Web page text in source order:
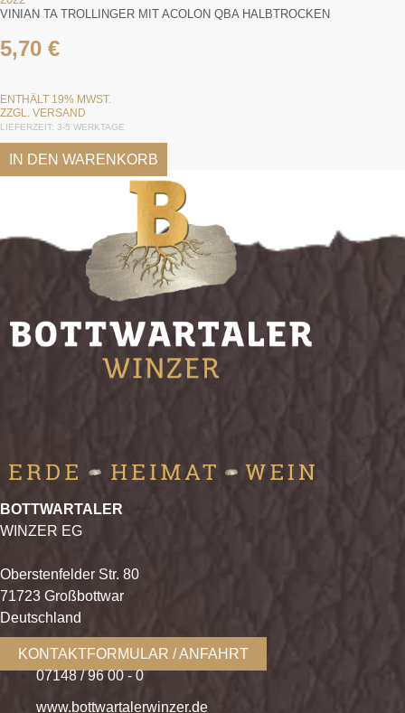
VINIAN TA TROLLINGER MIT ACOLON QBA HALBTROCKEN
5,70 €
ENTHÄLT 19% MWST.
ZZGL. VERSAND
LIEFERZEIT: 3-5 WERKTAGE
IN DEN WARENKORB
BOTTWARTALER
WINZER EG
Oberstenfelder Str. 80
71723 Großbottwar
Deutschland
KONTAKTFORMULAR / ANFAHRT
07148 / 96 00 - 0
www.bottwartalerwinzer.de